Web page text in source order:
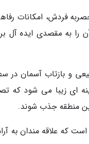
فردش، امکانات
را به مقصدی ایده آل
و بازتاب آسمان
ای زیبا می شود که
منطقه جذب شوند.
است که علاقه مندان